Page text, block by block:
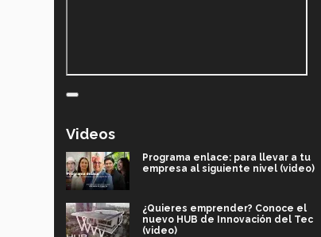
Videos
Programa enlace: para llevar a tu
empresa al siguiente nivel (video)
¿Quieres emprender? Conoce el
nuevo HUB de Innovación del Tec
(video)